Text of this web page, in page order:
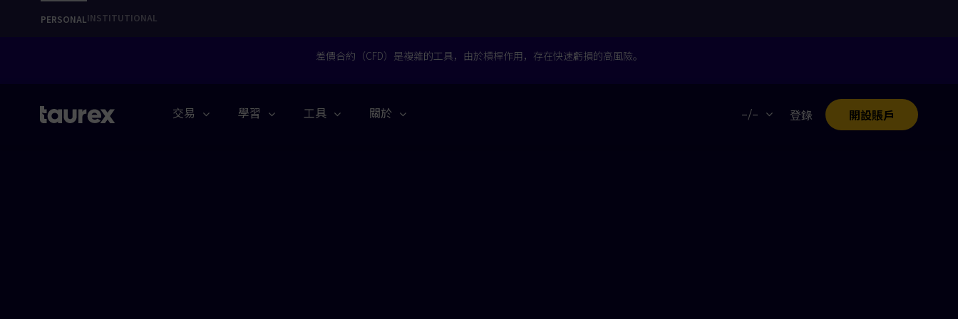
PERSONAL INSTITUTIONAL
差價合約（CFD）是複雜的工具，由於槓桿作用，存在快速虧損的高風險。
交易 學習 工具 關於 –/– 登錄 開設賬戶